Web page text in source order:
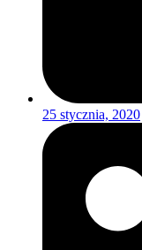
25 stycznia, 2020